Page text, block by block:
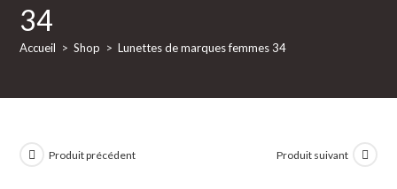
34
Accueil > Shop > Lunettes de marques femmes 34
Produit précédent Produit suivant